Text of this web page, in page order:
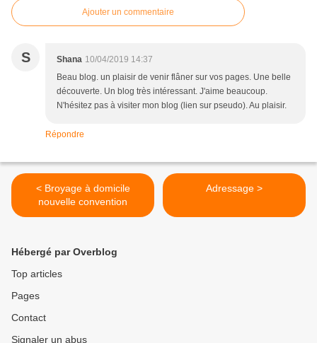
Ajouter un commentaire
S Shana 10/04/2019 14:37
Beau blog. un plaisir de venir flâner sur vos pages. Une belle
découverte. Un blog très intéressant. J'aime beaucoup.
N'hésitez pas à visiter mon blog (lien sur pseudo). Au plaisir.
Répondre
< Broyage à domicile
nouvelle convention
Adressage >
Hébergé par Overblog
Top articles
Pages
Contact
Signaler un abus